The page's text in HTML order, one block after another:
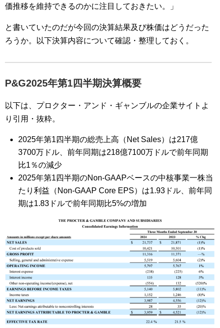
価推移を維持できるのかに注目しておきたい。」
と書いていたのだが今回の決算結果及び株価はどうだった
ろうか。以下決算内容について確認・整理しておく。
P&G2025年第1四半期決算概要
以下は、プロクター・アンド・ギャンブルの企業サイトよ
り引用・抜粋。
2025年第1四半期の総売上高（Net Sales）は217億
3700万ドル、前年同期は218億7100万ドルで前年同期
比1％の減少
2025年第1四半期のNon-GAAPベースの中核事業一株当
たり利益（Non-GAAP Core EPS）は1.93ドル、前年同
期は1.83ドルで前年同期比5%の増加